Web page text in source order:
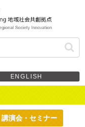
ENGLISH
講演会・セミナー